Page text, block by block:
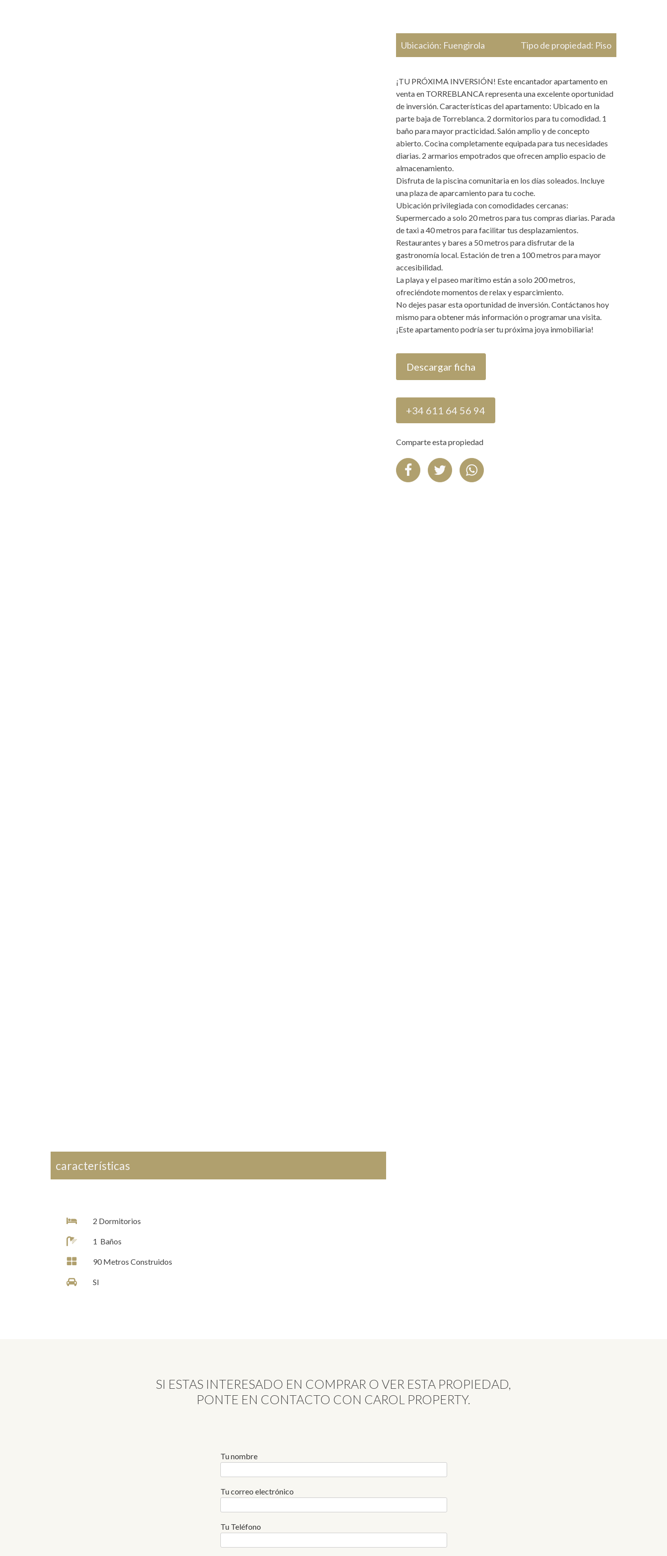
características
2 Dormitorios
1 Baños
90 Metros Construidos
SI
Ubicación: Fuengirola Tipo de propiedad: Piso
¡TU PRÓXIMA INVERSIÓN! Este encantador apartamento en
venta en TORREBLANCA representa una excelente oportunidad
de inversión. Características del apartamento: Ubicado en la
parte baja de Torreblanca. 2 dormitorios para tu comodidad. 1
baño para mayor practicidad. Salón amplio y de concepto
abierto. Cocina completamente equipada para tus necesidades
diarias. 2 armarios empotrados que ofrecen amplio espacio de
almacenamiento.
Disfruta de la piscina comunitaria en los días soleados. Incluye
una plaza de aparcamiento para tu coche.
Ubicación privilegiada con comodidades cercanas:
Supermercado a solo 20 metros para tus compras diarias. Parada
de taxi a 40 metros para facilitar tus desplazamientos.
Restaurantes y bares a 50 metros para disfrutar de la
gastronomía local. Estación de tren a 100 metros para mayor
accesibilidad.
La playa y el paseo marítimo están a solo 200 metros,
ofreciéndote momentos de relax y esparcimiento.
No dejes pasar esta oportunidad de inversión. Contáctanos hoy
mismo para obtener más información o programar una visita.
¡Este apartamento podría ser tu próxima joya inmobiliaria!
Descargar ficha
+34 611 64 56 94
Comparte esta propiedad
SI ESTAS INTERESADO EN COMPRAR O VER ESTA PROPIEDAD,
PONTE EN CONTACTO CON CAROL PROPERTY.
Tu nombre
Tu correo electrónico
Tu Teléfono